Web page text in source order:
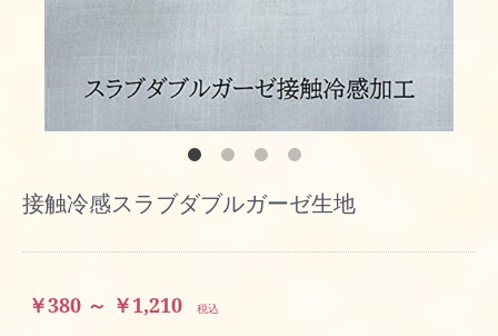
接触冷感スラブダブルガーゼ生地
￥380 ～ ￥1,210 税込